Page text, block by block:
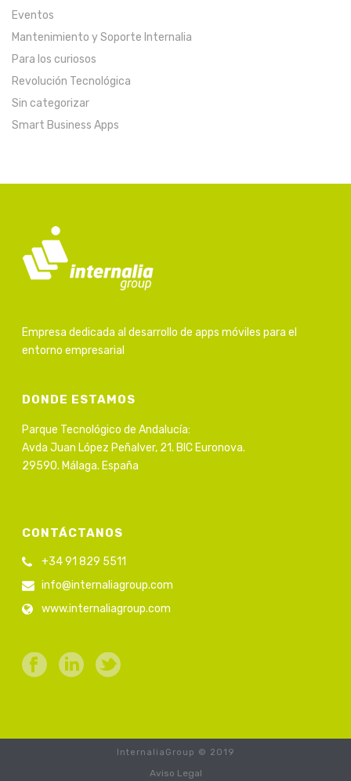
Eventos
Mantenimiento y Soporte Internalia
Para los curiosos
Revolución Tecnológica
Sin categorizar
Smart Business Apps
Empresa dedicada al desarrollo de apps móviles para el
entorno empresarial
DONDE ESTAMOS
Parque Tecnológico de Andalucía:
Avda Juan López Peñalver, 21. BIC Euronova.
29590. Málaga. España
CONTÁCTANOS
+34 91 829 5511
info@internaliagroup.com
www.internaliagroup.com
InternaliaGroup © 2019
Aviso Legal